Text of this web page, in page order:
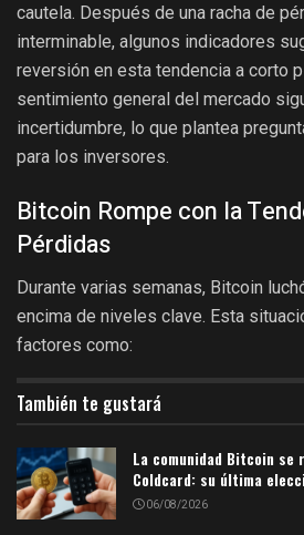
cautela. Después de una racha de
interminable, algunos indicadores
reversión en esta tendencia a corto
sentimiento general del mercado
incertidumbre, lo que plantea
para los inversores.
Bitcoin Rompe con la
Pérdidas
Durante varias semanas, Bitcoin
encima de niveles clave. Esta
factores como:
También te gustará
La comunidad Bitcoin
Coldcard: su última
06/08/2026